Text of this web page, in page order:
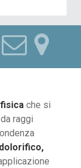
che si
raggi